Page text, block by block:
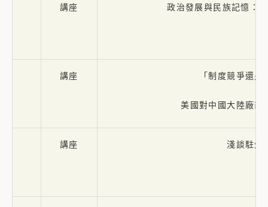
講座 政治發展與民族記憶：
講座 「制度競爭還
美國對中國大陸廠商
講座 淺談駐外